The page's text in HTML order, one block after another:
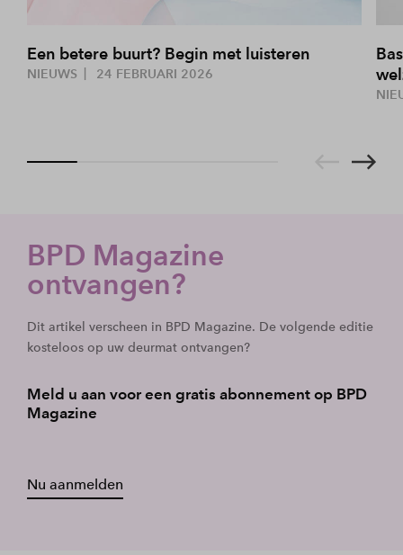
Een betere buurt? Begin met luisteren
NIEUWS 24 FEBRUARI 2026
BPD Magazine
ontvangen?
Dit artikel verscheen in BPD Magazine. De volgende editie
kosteloos op uw deurmat ontvangen?
Meld u aan voor een gratis abonnement op BPD
Magazine
Nu aanmelden